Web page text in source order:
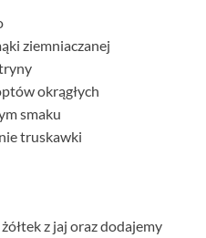
ziemniaczanej
okrągłych
smaku
truskawki
z jaj oraz dodajemy